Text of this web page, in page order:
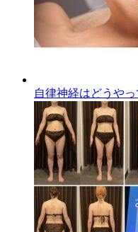
自律神経はどうやっ